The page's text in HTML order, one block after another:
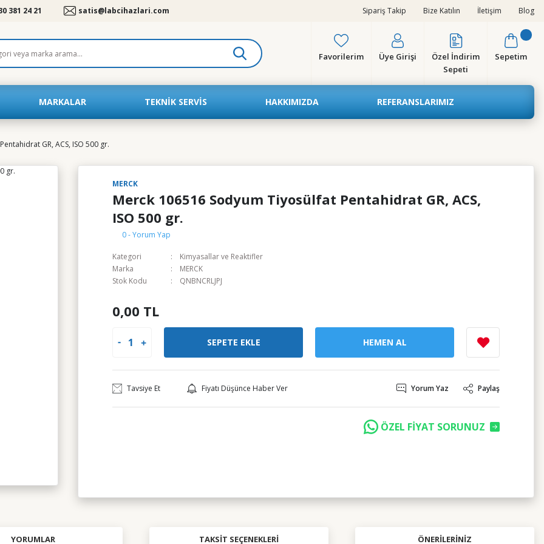
381 24 21 satis@labcihazlari.com Sipariş Takip Bize Katılın İletişim Blog
Favorilerim Üye Girişi
Özel İndirim
Sepeti
Sepetim
MARKALAR TEKNIK SERVIS HAKKIMIZDA REFERANSLARIMIZ
GR, ACS, ISO 500 gr.
MERCK
Merck 106516 Sodyum Tiyosülfat Pentahidrat GR, ACS,
ISO 500 gr.
0 - Yorum Yap
Kategori
Kimyasallar ve Reaktifler
Marka
MERCK
Stok Kodu
QNBNCRLJPJ
0,00 TL
SEPETE EKLE HEMEN AL
Tavsiye Et Fiyatı Düşünce Haber Ver Yorum Yaz Paylaş
ÖZEL FİYAT SORUNUZ
YORUMLAR TAKSIT SEÇENEKLERI ÖNERILERINIZ